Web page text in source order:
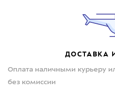
ДОСТАВКА
Оплата наличными курьеру
без комиссии